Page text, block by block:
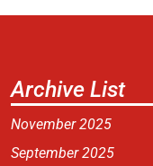
Archive List
November 2025
September 2025